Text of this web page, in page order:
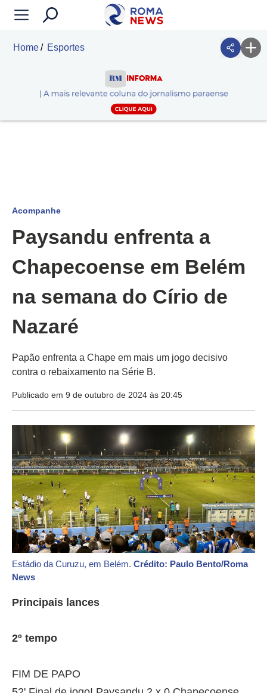
Home Esportes
Acompanhe
Paysandu enfrenta a
Chapecoense em Belém
na semana do Círio de
Nazaré
Papão enfrenta a Chape em mais um jogo decisivo
contra o rebaixamento na Série B.
Publicado em 9 de outubro de 2024 às 20:45
Estádio da Curuzu, em Belém. Crédito: Paulo Bento/Roma
News
Principais lances
2º tempo
FIM DE PAPO